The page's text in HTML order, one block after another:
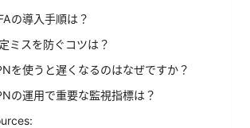
の導入手順は？
ミスを防ぐコツは？
を使うと遅くなるのはなぜですか？
の運用で重要な監視指標は？